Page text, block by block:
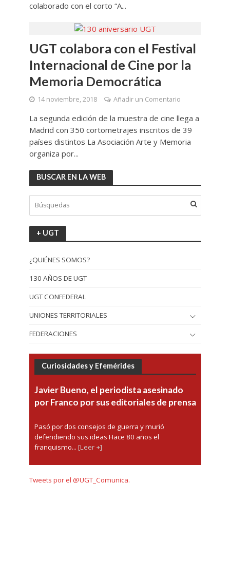
colaborado con el corto “A...
UGT colabora con el Festival
Internacional de Cine por la
Memoria Democrática
14 noviembre, 2018 Añadir un Comentario
La segunda edición de la muestra de cine llega a
Madrid con 350 cortometrajes inscritos de 39
países distintos La Asociación Arte y Memoria
organiza por...
BUSCAR EN LA WEB
+ UGT
¿QUIÉNES SOMOS?
130 AÑOS DE UGT
UGT CONFEDERAL
UNIONES TERRITORIALES
FEDERACIONES
Curiosidades y Efemérides
Javier Bueno, el periodista asesinado
por Franco por sus editoriales de prensa
Pasó por dos consejos de guerra y murió
defendiendo sus ideas Hace 80 años el
franquismo... [Leer +]
Tweets por el @UGT_Comunica.